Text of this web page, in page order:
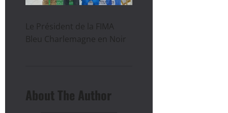
Le Président de la FIMA
Bleu Charlemagne en Noir
About The Author